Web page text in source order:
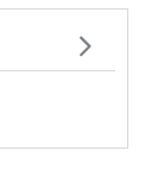
Aquitaine :